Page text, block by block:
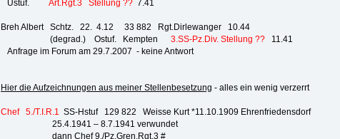
Ustuf. Art.Rgt.3 Stellung ??7.41
Breh Albert Schtz. 22. 4.12 33 882 Rgt.Dirlewanger 10.44
(degrad.) Ostuf. Kempten 3.SS-Pz.Div. Stellung ??11.41
Anfrage im Forum am 29.7.2007 - keine Antwort
Hier die Aufzeichnungen aus meiner Stellenbesetzung - alles ein wenig verzerrt
Chef 5./T.I.R.1 SS-Hstuf 129 822 Weisse Kurt *11.10.1909 Ehrenfriedensdorf
25.4.1941 – 8.7.1941 verwundet
dann Chef 9./Pz.Gren.Rgt.3 #